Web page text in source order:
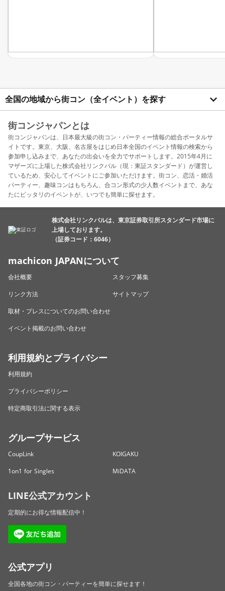
全国の地域から街コン（全イベント）を探す
街コンジャパンとは
街コンジャパンは、日本最大級の街コン・パーティー情報の総合ポータルサ
イトです。東京、大阪、名古屋をはじめ日本全国のイベント情報の検索から
参加申し込みまで、あなたの出会いを全力でサポートします。2015年4月に
マザーズに上場した株式会社リンクバル（現：東証スタンダード）が運営し
ているため、安心してイベントにご参加いただけます。街コン、恋活・婚活
パーティー、趣味コンはもちろん、合コン形式の少人数イベントまで、あな
たにピッタリのイベントが、いつでも簡単に探せます。
株式会社リンクバルは、東京証券取引所スタンダード市場に
上場しております。
（証券コード：6046）
machicon JAPANについて
会社概要
スタッフ募集
リンク方法
サイトマップ
取材・プレスについてのお問い合わせ
イベント掲載のお問い合わせ
利用規約とプライバシー
利用規約
プライバシーポリシー
特定商取引法に関する表示
グループサービス
CoupLink
KOIGAKU
1on1 for Singles
MiDATA
LINE公式アカウント
定期的にお得な情報配信中！
公式アプリ
全国各地の街コン・パーティーを簡単に探せます！